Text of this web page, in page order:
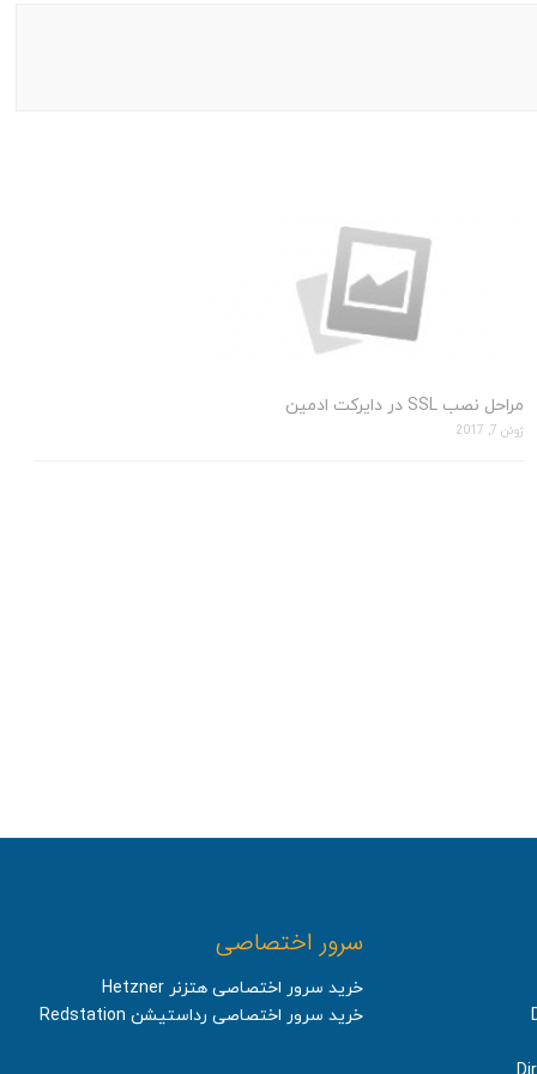
مراحل نصب SSL در دایرکت ادمین
ژوئن 7, 2017
سرور اختصاصی
خرید سرور اختصاصی هتزنر Hetzner
خرید سرور اختصاصی رداستیشن Redstation